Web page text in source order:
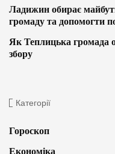
Ладижин обирає
громаду та допомогти
Як Теплицька громада
збору
Категорії
Гороскоп
Економіка